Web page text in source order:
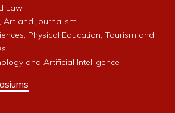
Law
Art and Journalism
Physical Education, Tourism and
and Artificial Intelligence